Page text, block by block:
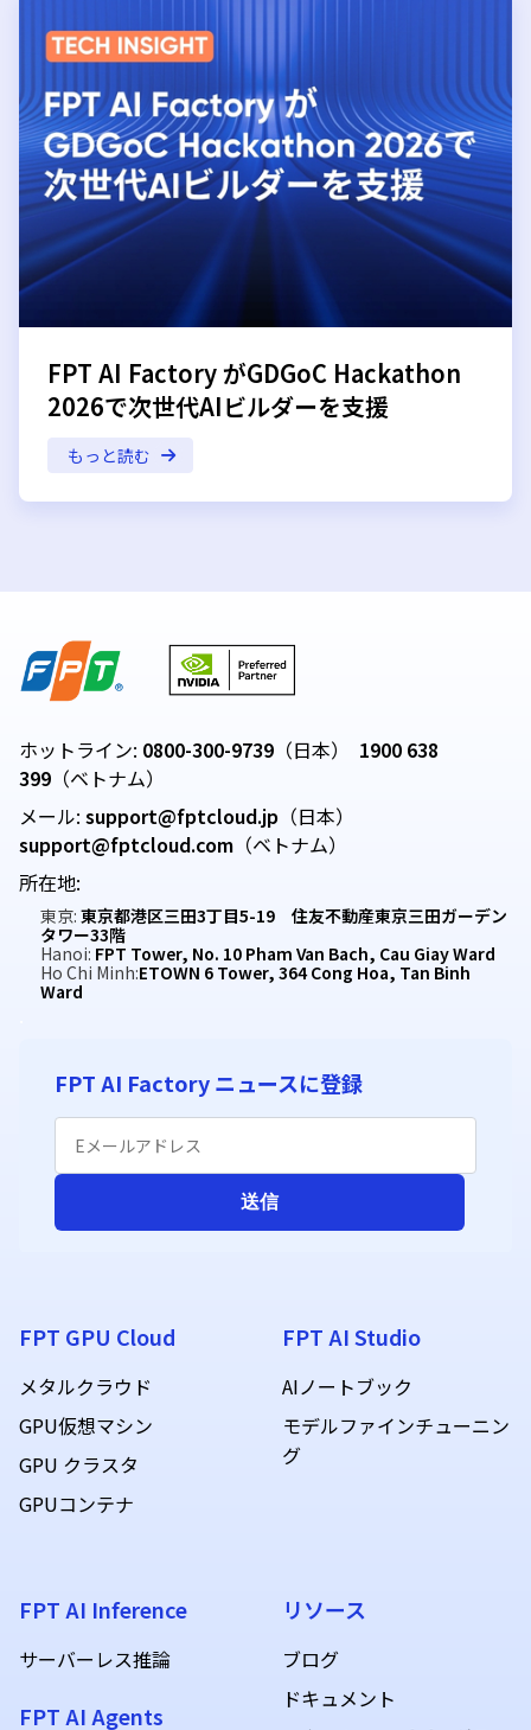
FPT AI Factory がGDGoC Hackathon
2026で次世代AIビルダーを支援
もっと読む
ホットライン: 0800-300-9739 （日本） 1900 638
399 （ベトナム）
メール: support@fptcloud.jp （日本）
support@fptcloud.com （ベトナム）
所在地:
東京:東京都港区三田3丁目5-19 住友不動産東京三田ガーデン
タワー33階
Hanoi: FPT Tower, No. 10 Pham Van Bach, Cau Giay Ward
Ho Chi Minh:ETOWN 6 Tower, 364 Cong Hoa, Tan Binh
Ward
FPT GPU Cloud
メタルクラウド
GPU仮想マシン
GPU クラスタ
GPUコンテナ
FPT AI Studio
AIノートブック
モデルファインチューニン
グ
FPT AI Inference
サーバーレス推論
FPT AI Agents
リソース
ブログ
ドキュメント